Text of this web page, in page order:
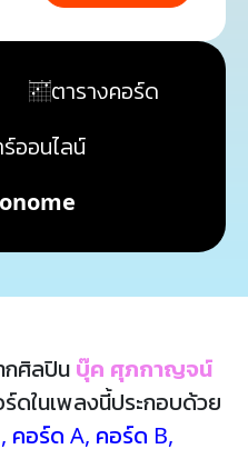
ตารางคอร์ด
ออนไลน์
กศิลปิน บุ๊ค ศุภกาญจน์
ดในเพลงนี้ประกอบด้วย
, คอร์ด A, คอร์ด B,